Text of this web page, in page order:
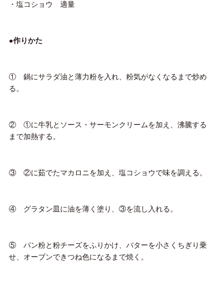
・塩コショウ 適量
●作りかた
① 鍋にサラダ油と薄力粉を入れ、粉気がなくなるまで炒め
る。
② ①に牛乳とソース・サーモンクリームを加え、沸騰する
まで加熱する。
③ ②に茹でたマカロニを加え、塩コショウで味を調える。
④ グラタン皿に油を薄く塗り、③を流し入れる。
⑤ パン粉と粉チーズをふりかけ、バターを小さくちぎり乗
せ、オーブンできつね色になるまで焼く。